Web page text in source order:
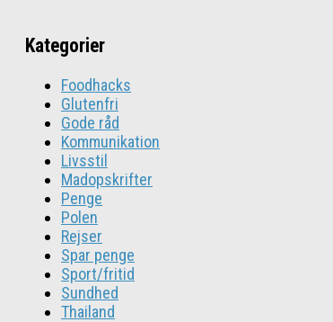
Kategorier
Foodhacks
Glutenfri
Gode råd
Kommunikation
Livsstil
Madopskrifter
Penge
Polen
Rejser
Spar penge
Sport/fritid
Sundhed
Thailand